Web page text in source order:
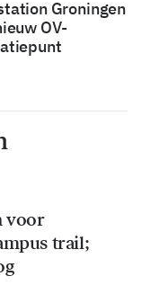
Groningen
OV-
voor
trail;